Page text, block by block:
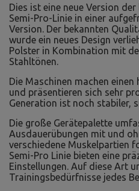
Dies ist eine neue Version
Semi-Pro-Linie in einer
Version. Der bekannten
wurde ein neues Design
Polster in Kombination mit
Stahltönen.
Die Maschinen machen
und präsentieren sich sehr
Generation ist noch stabiler,
Die große Gerätepalette
Ausdauerübungen mit und
verschiedene Muskelpartien
Semi-Pro Linie bieten eine
Einstellungen. Auf diese Art
Trainingsbedürfnisse jedes